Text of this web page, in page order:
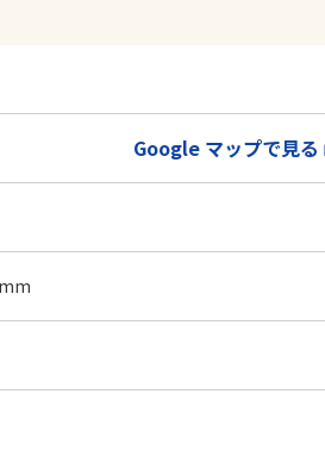
Google マップで見る